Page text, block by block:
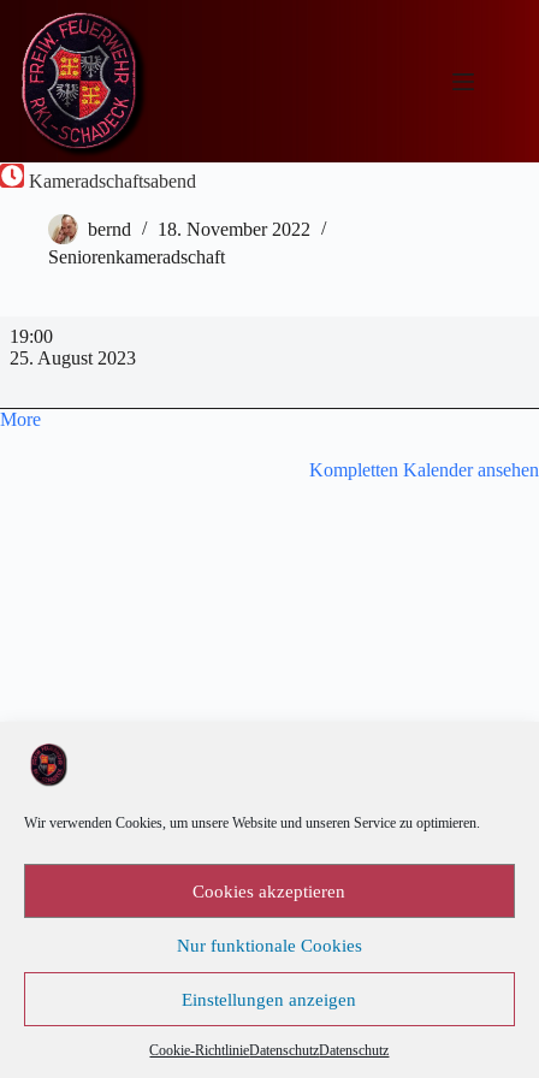
Wir verwenden Cookies, um unsere Website und unseren Service zu optimieren.
Cookies akzeptieren
Nur funktionale Cookies
Einstellungen anzeigen
Cookie-RichtlinieDatenschutzDatenschutz
Inhalt
springen
Kameradschaftsabend
bernd
18. November 2022
Seniorenkameradschaft
Kameradschaftsabend
19:00
25. August 2023
Moreabout
Kompletten Kalender ansehen
Cookie-Richtlinie (EU)
Datenschutz